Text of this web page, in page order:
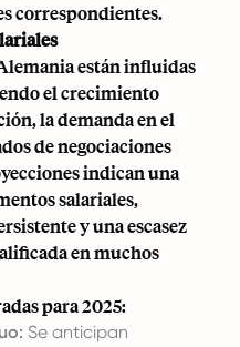
correspondientes.
están influidas
el crecimiento
la demanda en el
de negociaciones
indican una
salariales,
y una escasez
en muchos
para 2025:
Se anticipan